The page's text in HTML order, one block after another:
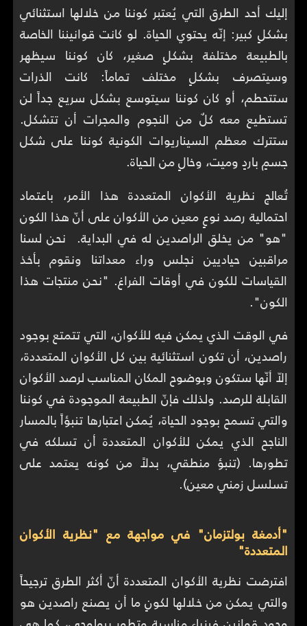
إليك أحد الطرق التي يُعتبر كوننا من خلالها استثنائي
بشكلٍ كبير: إنّه يحتوي الحياة. لو كانت قوانيننا الخاصة
بالطبيعة مختلفة بشكلٍ صغير، كان كوننا سيظهر
وسيتصرف بشكلٍ مختلف تماماً: كانت الذرات
ستتحطم، أو كان كوننا سيتوسع بشكل سريع جداً لن
تستطيع معه كلٌ من النجوم والمجرات أن تتشكل.
ستترك معظم السيناريوات الكونية كوننا على شكل
جسمٍ باردٍ وميت، وخالٍ من الحياة.
تُعالج نظرية الأكوان المتعددة هذا الأمر، باعتماد
احتمالية رصد نوعٍ معين من الأكوان على أنّ هذا الكون
"هو" من يخلق الراصدين له في البداية. نحن لسنا
مراقبين حياديين نجلس وراء معداتنا ونقوم بأخذ
القياسات للكون في أوقات الفراغ. "نحن منتجات هذا
الكون".
في الوقت الذي يمكن فيه للأكوان، التي تتمتع بوجود
راصدين، أن تكون استثنائية بين كل الأكوان المتعددة،
إلاّ أنّها ستكون وبوضوح المكان المناسب لرصد الأكوان
القابلة للرصد. ولذلك فإنّ الطبيعة الموجودة في كوننا
والتي تسمح بوجود الحياة، يُمكن اعتبارها تنبؤاً بالمسار
الناجح الذي يمكن للأكوان المتعددة أن تسلكه في
تطورها. (تنبؤ منطقي، بدلاً من كونه يعتمد على
تسلسل زمني معين).
"أدمغة بولتزمان" في مواجهة مع "نظرية الأكوان
المتعددة"
افترضت نظرية الأكوان المتعددة أنّ أكثر الطرق ترجيحاً
والتي يمكن من خلالها لكونٍ ما أن يصنع راصدين هو